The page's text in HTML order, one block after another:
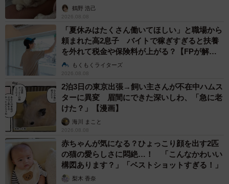
鶴野 浩己
2026.08.08
「夏休みはたくさん働いてほしい」と職場から
頼まれた高2息子 バイトで稼ぎすぎると扶養
を外れて税金や保険料が上がる？【FPが解
説】もくもくライターズ
2026.08.08
2泊3日の東京出張→飼い主さんが不在中ハムス
ターに異変 眉間にできた深いしわ、「急に老
けた？」【漫画】
海川 まこと
2026.08.08
赤ちゃんが気になる？ひょっこり顔を出す2匹
の猫の愛らしさに悶絶…！ 「こんなかわいい
構図あります？」「ベストショットすぎる！」
梨木 香奈